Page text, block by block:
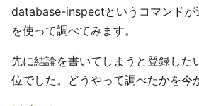
database-inspectというコマンドが
を使って調べてみます。
先に結論を書いてしまうと登録した
位でした。どうやって調べたかを今